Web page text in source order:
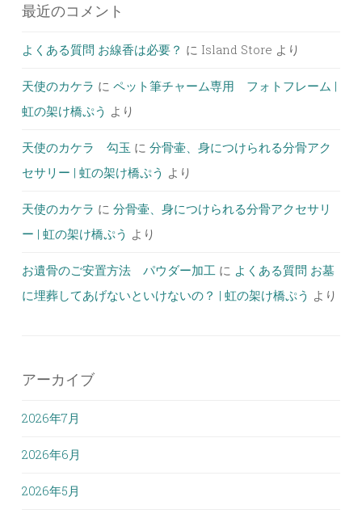
最近のコメント
よくある質問 お線香は必要？ に Island Store より
天使のカケラ に ペット筆チャーム専用 フォトフレーム |
虹の架け橋ぷう より
天使のカケラ 勾玉 に 分骨壷、身につけられる分骨アク
セサリー | 虹の架け橋ぷう より
天使のカケラ に 分骨壷、身につけられる分骨アクセサリ
ー | 虹の架け橋ぷう より
お遺骨のご安置方法 パウダー加工 に よくある質問 お墓
に埋葬してあげないといけないの？ | 虹の架け橋ぷう より
アーカイブ
2026年7月
2026年6月
2026年5月